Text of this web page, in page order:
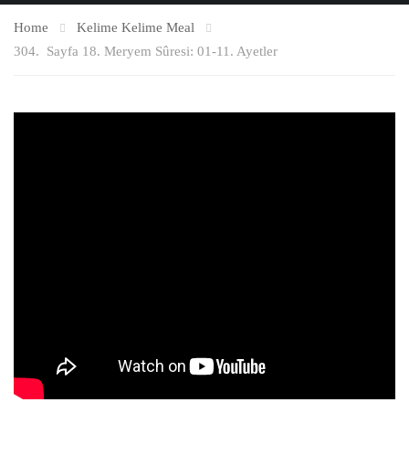
Home
Kelime Kelime Meal
304. Sayfa 18. Meryem Sûresi: 01-11. Ayetler